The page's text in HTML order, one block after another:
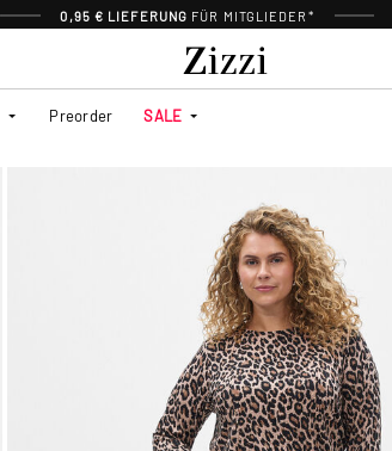
0,95 € LIEFERUNG FÜR MITGLIEDER*
Preorder SALE